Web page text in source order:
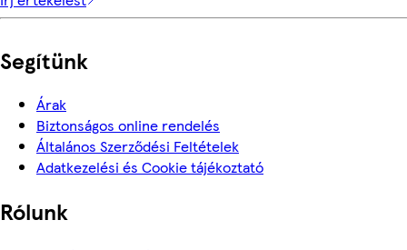
Segítünk
Árak
Biztonságos online rendelés
Általános Szerződési Feltételek
Adatkezelési és Cookie tájékoztató
Rólunk